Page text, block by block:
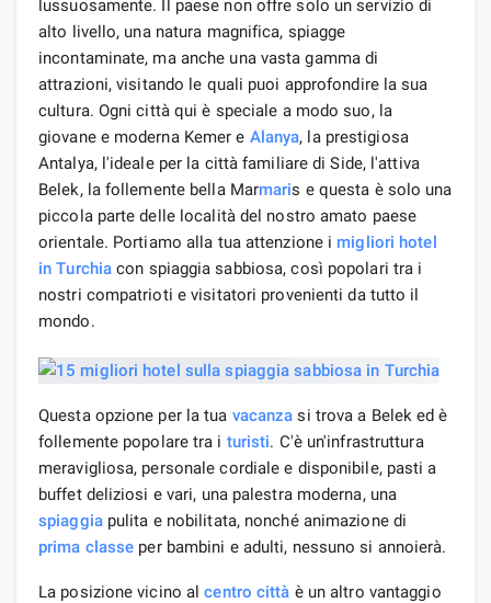
lussuosamente. Il paese non offre solo un servizio di
alto livello, una natura magnifica, spiagge
incontaminate, ma anche una vasta gamma di
attrazioni, visitando le quali puoi approfondire la sua
cultura. Ogni città qui è speciale a modo suo, la
giovane e moderna Kemer e Alanya, la prestigiosa
Antalya, l'ideale per la città familiare di Side, l'attiva
Belek, la follemente bella Marmaris e questa è solo una
piccola parte delle località del nostro amato paese
orientale. Portiamo alla tua attenzione i migliori hotel
in Turchia con spiaggia sabbiosa, così popolari tra i
nostri compatrioti e visitatori provenienti da tutto il
mondo.
Questa opzione per la tua vacanza si trova a Belek ed è
follemente popolare tra i turisti. C'è un'infrastruttura
meravigliosa, personale cordiale e disponibile, pasti a
buffet deliziosi e vari, una palestra moderna, una
spiaggiapulita e nobilitata, nonché animazione di
prima classe per bambini e adulti, nessuno si annoierà.
La posizione vicino alcentro città è un altro vantaggio